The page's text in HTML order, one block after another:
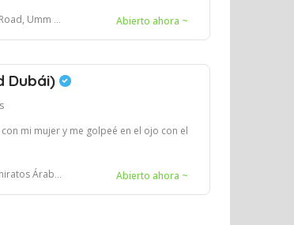
Sheif, Dubai Abierto ahora ~
Dubái)
mi mujer y me golpeé en el ojo con el
Unidos Abierto ahora ~